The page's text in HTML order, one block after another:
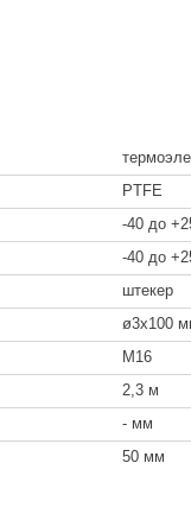
PTFE
-40 до
-40 до
штекер
ø3x100
M16
2,3 м
- мм
50 мм